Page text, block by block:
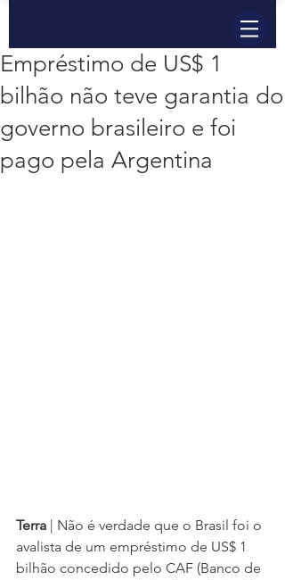
Empréstimo de US$ 1
bilhão não teve garantia do
governo brasileiro e foi
pago pela Argentina
Terra
| Não é verdade que o Brasil foi o
avalista de um empréstimo de US$ 1
bilhão concedido pelo CAF (Banco de